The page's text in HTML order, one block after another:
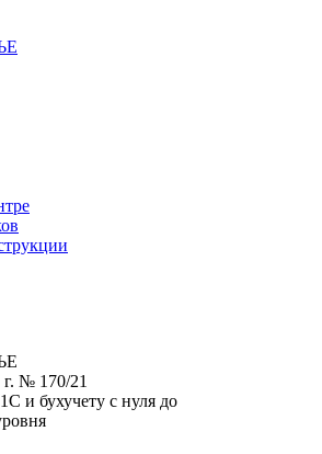
№ 170/21
и бухучету с нуля до